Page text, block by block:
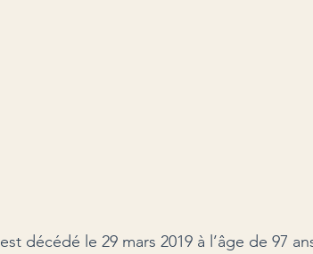
est décédé le 29 mars 2019 à l’âge de 97